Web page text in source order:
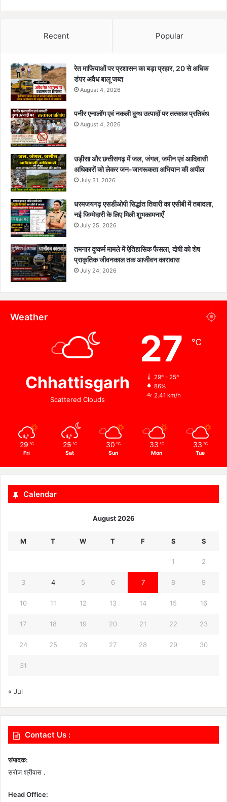
Recent Popular
रेत माफियाओं पर प्रशासन का बड़ा प्रहार, 20 से अधिक
डंपर अवैध बालू जब्त
August 4, 2026
पनीर एनालॉग एवं नकली दुग्ध उत्पादों पर तत्काल प्रतिबंध
August 4, 2026
उड़ीसा और छत्तीसगढ़ में जल, जंगल, जमीन एवं आदिवासी
अधिकारों को लेकर जन-जागरूकता अभियान की अपील
July 31, 2026
धरमजयगढ़ एसडीओपी सिद्धांत तिवारी का एसीबी में तबादला,
नई जिम्मेदारी के लिए मिली शुभकामनाएँ
July 25, 2026
तमनार दुष्कर्म मामले में ऐतिहासिक फैसला, दोषी को शेष
प्राकृतिक जीवनकाल तक आजीवन कारावास
July 24, 2026
Weather
Chhattisgarh
Scattered Clouds
27 ℃
29º - 25º
86%
2.41 km/h
29 ℃
Fri
25 ℃
Sat
30 ℃
Sun
33 ℃
Mon
33 ℃
Tue
Calendar
August 2026
M T W T F S S
1 2
3 4 5 6 7 8 9
10 11 12 13 14 15 16
17 18 19 20 21 22 23
24 25 26 27 28 29 30
31
« Jul
Contact Us :
संपादक:
सरोज श्रीवास .
Head Office: